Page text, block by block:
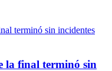
la final terminó sin